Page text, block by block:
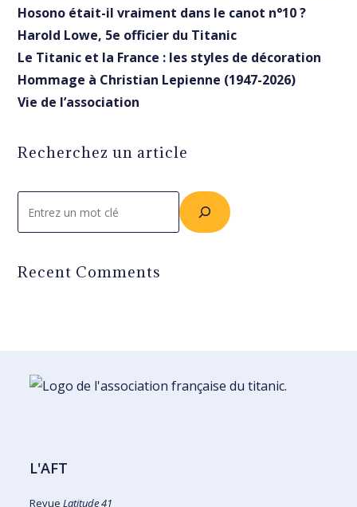
Hosono était-il vraiment dans le canot n°10 ?
Harold Lowe, 5e officier du Titanic
Le Titanic et la France : les styles de décoration
Hommage à Christian Lepienne (1947-2026)
Vie de l’association
Recherchez un article
Recent Comments
L'AFT
RevueLatitude 41